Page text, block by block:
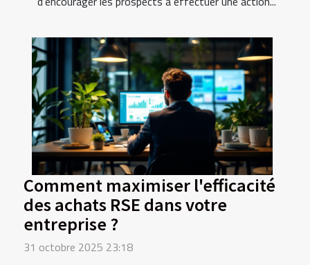
Comment maximiser l'efficacité
des achats RSE dans votre
entreprise ?
31 octobre 2025 23:18